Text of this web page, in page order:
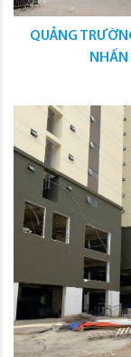
QUẢNG